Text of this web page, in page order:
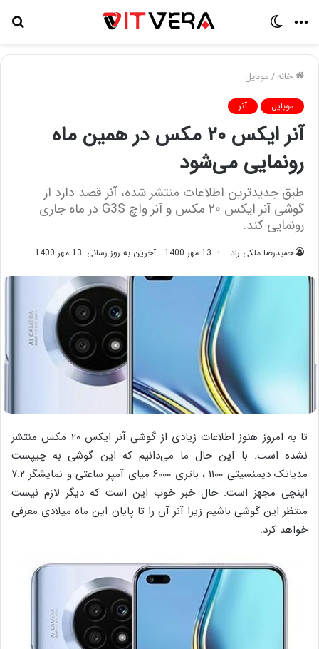
منو
خانه/موبایل
موبایل آنر
آنر ایکس ۲۰ مکس در همین ماه
رونمایی می‌شود
طبق جدیدترین اطلاعات منتشر شده، آنر قصد دارد از
گوشی آنر ایکس ۲۰ مکس و آنر واچ G3S در ماه جاری
رونمایی کند.
حمیدرضا ملکی راد 13 مهر 1400 آخرین به روز رسانی: 13 مهر 1400
تا به امروز هنوز اطلاعات زیادی از گوشی آنر ایکس ۲۰ مکس منتشر
نشده است. با این حال ما می‌دانیم که این گوشی به چیپست
مدیاتک دیمنسیتی ۱۱۰۰ ، باتری ۶۰۰۰ میای آمپر ساعتی و نمایشگر ۷.۲
اینچی مجهز است. حال خبر خوب این است که دیگر لازم نیست
منتظر این گوشی باشیم زیرا آنر آن را تا پایان این ماه میلادی معرفی
خواهد کرد.